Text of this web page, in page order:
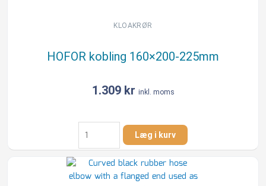
KLOAKRØR
HOFOR kobling 160×200-225mm
1.309 kr inkl. moms
HOFOR
kobling
160x200-
225mm
antal
Læg i kurv